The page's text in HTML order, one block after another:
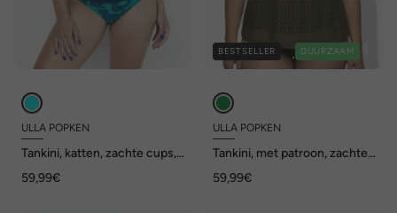
ULLA POPKEN
Tankini, katten, zachte cups,
schouderbandjes
59,99€
BESTSELLER DUURZAAM
ULLA POPKEN
Tankini, met patroon, zachte
59,99€